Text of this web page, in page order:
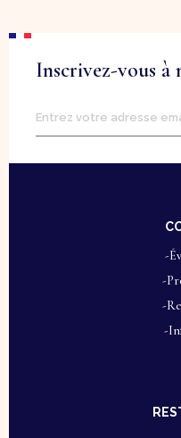
Inscrivez-vous
-
-
-
-